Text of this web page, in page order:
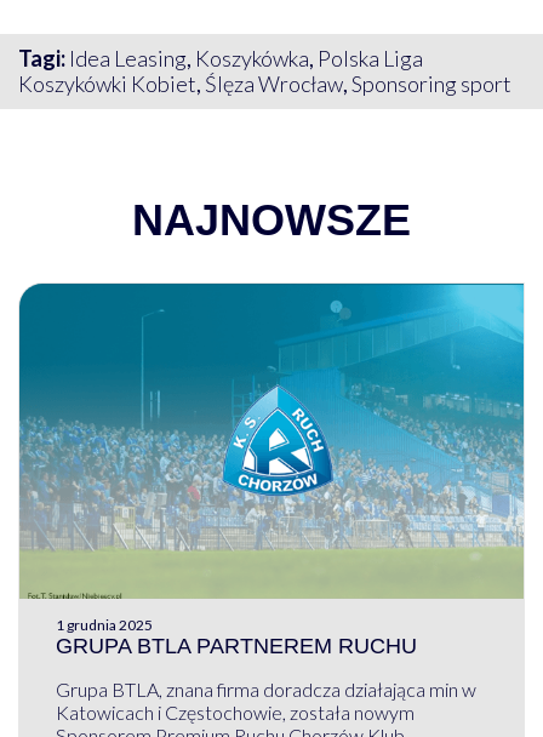
Tagi: Idea Leasing, Koszykówka, Polska Liga
Koszykówki Kobiet, Ślęza Wrocław,Sponsoring sport
NAJNOWSZE
1 grudnia 2025
GRUPA BTLA PARTNEREM RUCHU
Grupa BTLA, znana firma doradcza działająca min w
Katowicach i Częstochowie, została nowym